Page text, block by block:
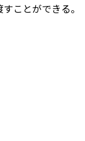
ことができる。